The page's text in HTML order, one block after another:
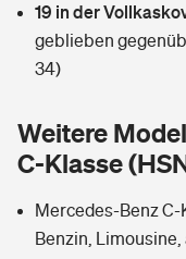
Hochwasser-Check:
Wer versichert was:
Sie haben Fragen?
Handyversicherung
Private
Sie haben Fragen?
Rentenrechner: Wie
19 in der
geblieben
34)
Weitere
C-Klasse
Mercedes-Benz C-
Benzin, Limousine,